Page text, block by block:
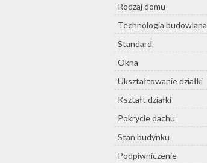
Rodzaj domu
Technologia budowlana
Standard
Okna
Ukształtowanie działki
Kształt działki
Pokrycie dachu
Stan budynku
Podpiwniczenie